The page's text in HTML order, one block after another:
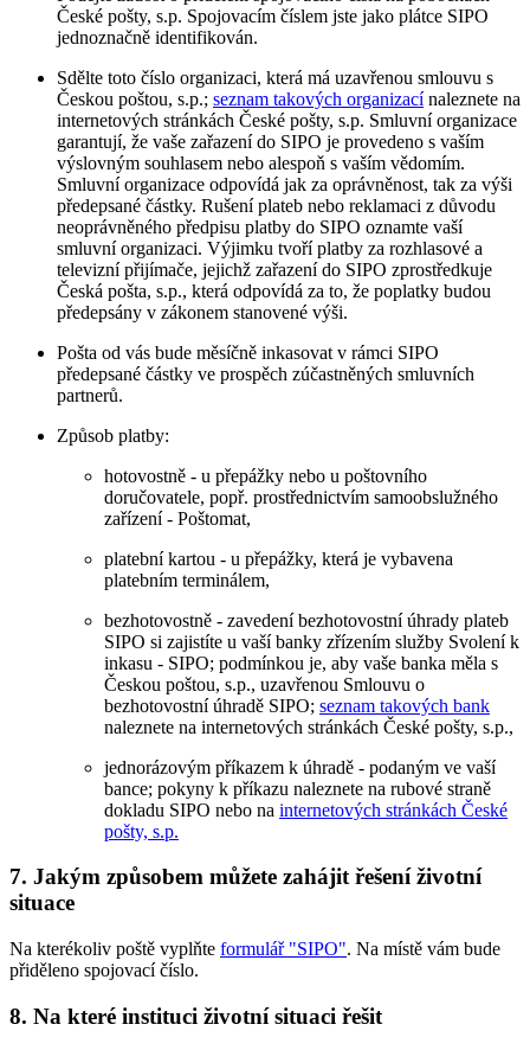
České pošty, s.p. Spojovacím číslem jste jako plátce SIPO
jednoznačně identifikován.
Sdělte toto číslo organizaci, která má uzavřenou smlouvu s
Českou poštou, s.p.; seznam takových organizacínaleznete na
internetových stránkách České pošty, s.p. Smluvní organizace
garantují, že vaše zařazení do SIPO je provedeno s vaším
výslovným souhlasem nebo alespoň s vaším vědomím.
Smluvní organizace odpovídá jak za oprávněnost, tak za výši
předepsané částky. Rušení plateb nebo reklamaci z důvodu
neoprávněného předpisu platby do SIPO oznamte vaší
smluvní organizaci. Výjimku tvoří platby za rozhlasové a
televizní přijímače, jejichž zařazení do SIPO zprostředkuje
Česká pošta, s.p., která odpovídá za to, že poplatky budou
předepsány v zákonem stanovené výši.
Pošta od vás bude měsíčně inkasovat v rámci SIPO
předepsané částky ve prospěch zúčastněných smluvních
partnerů.
Způsob platby:
hotovostně - u přepážky nebo u poštovního
doručovatele, popř. prostřednictvím samoobslužného
zařízení - Poštomat,
platební kartou - u přepážky, která je vybavena
platebním terminálem,
bezhotovostně - zavedení bezhotovostní úhrady plateb
SIPO si zajistíte u vaší banky zřízením služby Svolení k
inkasu - SIPO; podmínkou je, aby vaše banka měla s
Českou poštou, s.p., uzavřenou Smlouvu o
bezhotovostní úhradě SIPO; seznam takových bank
naleznete na internetových stránkách České pošty, s.p.,
jednorázovým příkazem k úhradě - podaným ve vaší
bance; pokyny k příkazu naleznete na rubové straně
dokladu SIPO nebo na internetových stránkách České
pošty, s.p.
7. Jakým způsobem můžete zahájit řešení životní
situace
Na kterékoliv poště vyplňte formulář "SIPO". Na místě vám bude
přiděleno spojovací číslo.
8. Na které instituci životní situaci řešit